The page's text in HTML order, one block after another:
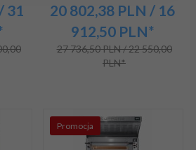
/ 31
20 802,38 PLN / 16
912,50 PLN*
27 736,50 PLN / 22 550,00
PLN*
Promocja